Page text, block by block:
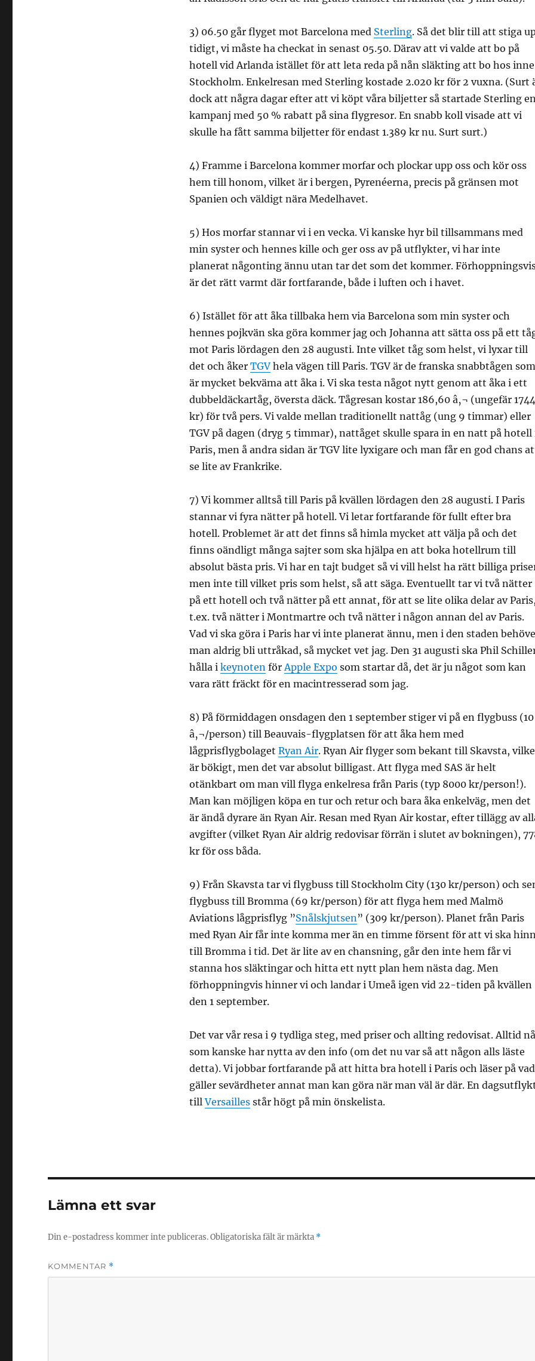
3) 06.50 går flyget mot Barcelona med Sterling. Så det blir till att stiga
tidigt, vi måste ha checkat in senast 05.50. Därav att vi valde att bo på
hotell vid Arlanda istället för att leta reda på nån släkting att bo hos
Stockholm. Enkelresan med Sterling kostade 2.020 kr för 2 vuxna. (Surt
dock att några dagar efter att vi köpt våra biljetter så startade Sterling
kampanj med 50 % rabatt på sina flygresor. En snabb koll visade att vi
skulle ha fått samma biljetter för endast 1.389 kr nu. Surt surt.)
4) Framme i Barcelona kommer morfar och plockar upp oss och kör oss
hem till honom, vilket är i bergen, Pyrenéerna, precis på gränsen mot
Spanien och väldigt nära Medelhavet.
5) Hos morfar stannar vi i en vecka. Vi kanske hyr bil tillsammans med
min syster och hennes kille och ger oss av på utflykter, vi har inte
planerat någonting ännu utan tar det som det kommer.
är det rätt varmt där fortfarande, både i luften och i havet.
6) Istället för att åka tillbaka hem via Barcelona som min syster och
hennes pojkvän ska göra kommer jag och Johanna att sätta oss på ett
mot Paris lördagen den 28 augusti. Inte vilket tåg som helst, vi lyxar till
det och åker TGVhela vägen till Paris. TGV är de franska snabbtågen som
är mycket bekväma att åka i. Vi ska testa något nytt genom att åka i ett
dubbeldäckartåg, översta däck. Tågresan kostar 186,60 â‚¬ (ungefär 1744
kr) för två pers. Vi valde mellan traditionellt nattåg (ung 9 timmar) eller
TGV på dagen (dryg 5 timmar), nattåget skulle spara in en natt på hotell
Paris, men å andra sidan är TGV lite lyxigare och man får en god chans
se lite av Frankrike.
7) Vi kommer alltså till Paris på kvällen lördagen den 28 augusti. I Paris
stannar vi fyra nätter på hotell. Vi letar fortfarande för fullt efter bra
hotell. Problemet är att det finns så himla mycket att välja på och det
finns oändligt många sajter som ska hjälpa en att boka hotellrum till
absolut bästa pris. Vi har en tajt budget så vi vill helst ha rätt billiga
men inte till vilket pris som helst, så att säga. Eventuellt tar vi två nätter
på ett hotell och två nätter på ett annat, för att se lite olika delar av Paris,
t.ex. två nätter i Montmartre och två nätter i någon annan del av Paris.
Vad vi ska göra i Paris har vi inte planerat ännu, men i den staden
man aldrig bli uttråkad, så mycket vet jag. Den 31 augusti ska Phil
hålla i keynotenförApple Expo som startar då, det är ju något som kan
vara rätt fräckt för en macintresserad som jag.
8) På förmiddagen onsdagen den 1 september stiger vi på en flygbuss (10
â‚¬/person) till Beauvais-flygplatsen för att åka hem med
lågprisflygbolaget Ryan Air. Ryan Air flyger som bekant till Skavsta,
är bökigt, men det var absolut billigast. Att flyga med SAS är helt
otänkbart om man vill flyga enkelresa från Paris (typ 8000 kr/person!).
Man kan möjligen köpa en tur och retur och bara åka enkelväg, men det
är ändå dyrare än Ryan Air. Resan med Ryan Air kostar, efter tillägg av
avgifter (vilket Ryan Air aldrig redovisar förrän i slutet av bokningen),
kr för oss båda.
9) Från Skavsta tar vi flygbuss till Stockholm City (130 kr/person) och
flygbuss till Bromma (69 kr/person) för att flyga hem med Malmö
Aviations lågprisflyg ”Snålskjutsen” (309 kr/person). Planet från Paris
med Ryan Air får inte komma mer än en timme försent för att vi ska
till Bromma i tid. Det är lite av en chansning, går den inte hem får vi
stanna hos släktingar och hitta ett nytt plan hem nästa dag. Men
förhoppningvis hinner vi och landar i Umeå igen vid 22-tiden på kvällen
den 1 september.
Det var vår resa i 9 tydliga steg, med priser och allting redovisat. Alltid
som kanske har nytta av den info (om det nu var så att någon alls läste
detta). Vi jobbar fortfarande på att hitta bra hotell i Paris och läser på vad
gäller sevärdheter annat man kan göra när man väl är där. En
tillVersaillesstår högt på min önskelista.
Lämna ett svar
Din e-postadress kommer inte publiceras.Obligatoriska fält är märkta *
KOMMENTAR *